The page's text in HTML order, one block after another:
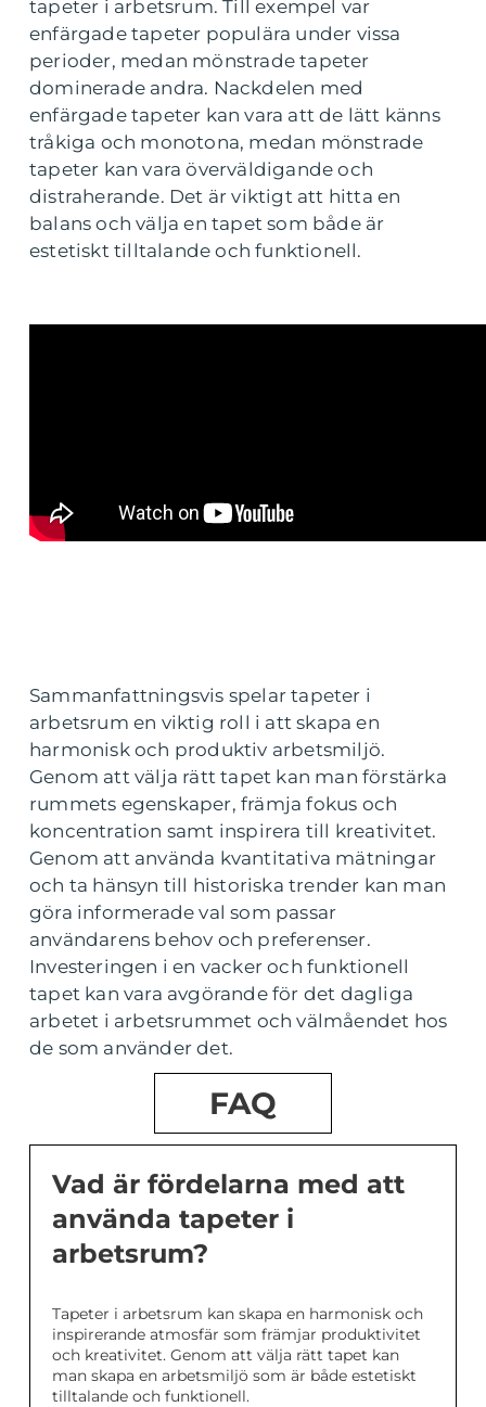
tapeter i arbetsrum. Till exempel var
enfärgade tapeter populära under vissa
perioder, medan mönstrade tapeter
dominerade andra. Nackdelen med
enfärgade tapeter kan vara att de lätt känns
tråkiga och monotona, medan mönstrade
tapeter kan vara överväldigande och
distraherande. Det är viktigt att hitta en
balans och välja en tapet som både är
estetiskt tilltalande och funktionell.
Sammanfattningsvis spelar tapeter i
arbetsrum en viktig roll i att skapa en
harmonisk och produktiv arbetsmiljö.
Genom att välja rätt tapet kan man förstärka
rummets egenskaper, främja fokus och
koncentration samt inspirera till kreativitet.
Genom att använda kvantitativa mätningar
och ta hänsyn till historiska trender kan man
göra informerade val som passar
användarens behov och preferenser.
Investeringen i en vacker och funktionell
tapet kan vara avgörande för det dagliga
arbetet i arbetsrummet och välmåendet hos
de som använder det.
FAQ
Vad är fördelarna med att
använda tapeter i
arbetsrum?
Tapeter i arbetsrum kan skapa en harmonisk och
inspirerande atmosfär som främjar produktivitet
och kreativitet. Genom att välja rätt tapet kan
man skapa en arbetsmiljö som är både estetiskt
tilltalande och funktionell.